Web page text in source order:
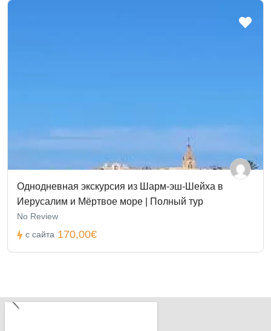
Однодневная экскурсия из Шарм-эш-Шейха в
Иерусалим и Мёртвое море | Полный тур
No Review
с сайта 170,00€